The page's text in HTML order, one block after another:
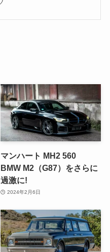
マンハート MH2 560
BMW M2（G87）をさらに
過激に!
2024年2月6日